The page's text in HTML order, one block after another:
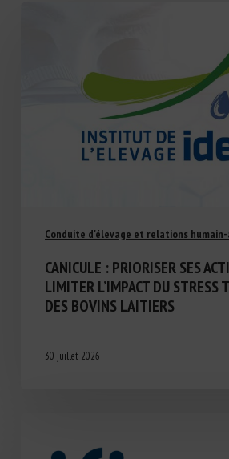
Conduite d'élevage et relations
CANICULE : PRIORISER SES
LIMITER L’IMPACT DU STRESS
DES BOVINS LAITIERS
30 juillet 2026